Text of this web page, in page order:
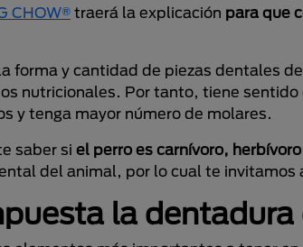
CHOW® traerá la explicación para que
forma y cantidad de piezas dentales
nutricionales. Por tanto, tiene
y tenga mayor número de molares.
saber si el perro es carnívoro,
del animal, por lo cual te invitamos
la dentadura